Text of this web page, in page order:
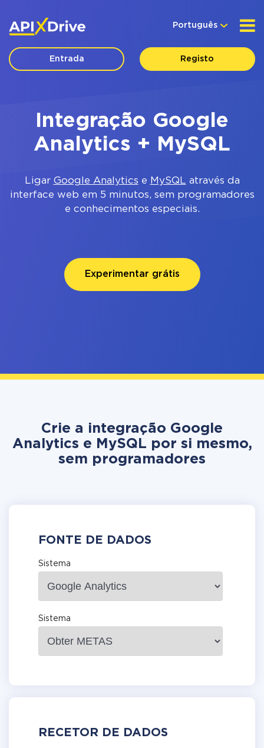
Português
Entrada Registo
Integração Google
Analytics + MySQL
Ligar Google Analytics e MySQL através da
interface web em 5 minutos, sem programadores
e conhecimentos especiais.
Experimentar grátis
Crie a integração Google
Analytics e MySQL por si mesmo,
sem programadores
FONTE DE DADOS
Sistema
Sistema
RECETOR DE DADOS